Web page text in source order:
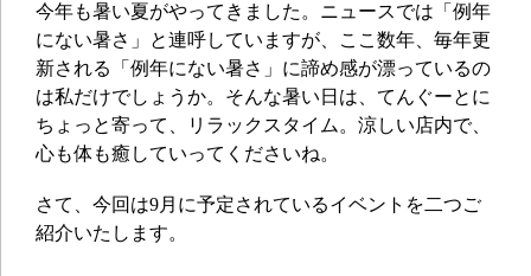
今年も暑い夏がやってきました。ニュースでは「例年
にない暑さ」と連呼していますが、ここ数年、毎年更
新される「例年にない暑さ」に諦め感が漂っているの
は私だけでしょうか。そんな暑い日は、てんぐーとに
ちょっと寄って、リラックスタイム。涼しい店内で、
心も体も癒していってくださいね。
さて、今回は9月に予定されているイベントを二つご
紹介いたします。